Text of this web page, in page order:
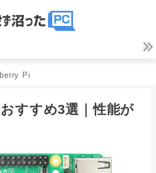
Pi
すすめ3選｜性能が